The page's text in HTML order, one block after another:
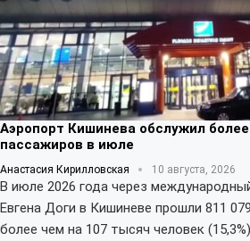
Аэропорт Кишинева обслужил
пассажиров в июле
Анастасия Кирилловская 10 августа, 2026
В июле 2026 года через
Евгена Доги в Кишиневе прошли 811
более чем на 107 тысяч человек